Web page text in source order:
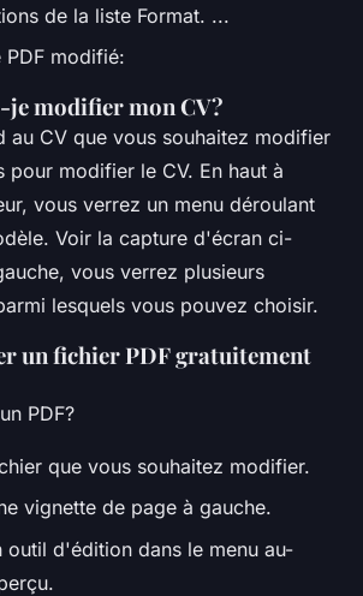
de la liste Format. ...
PDF modifié:
modifier mon CV?
au CV que vous souhaitez modifier
pour modifier le CV. En haut à
vous verrez un menu déroulant
Voir la capture d'écran ci-
vous verrez plusieurs
lesquels vous pouvez choisir.
un fichier PDF gratuitement
PDF?
que vous souhaitez modifier.
vignette de page à gauche.
outil d'édition dans le menu au-